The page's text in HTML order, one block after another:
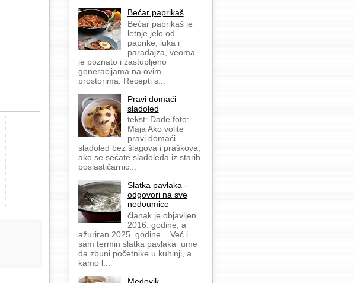
Bećar paprikaš
Bećar paprikaš je
letnje jelo od
paprike, luka i
paradajza, veoma
je poznato i zastupljeno
generacijama na ovim
prostorima. Recepti s...
Pravi domaći
sladoled
tekst: Dade foto:
Maja Ako volite
pravi domaći
sladoled bez šlagova i praškova,
ako se sećate sladoleda iz starih
poslastičarnic...
Slatka pavlaka -
odgovori na sve
nedoumice
članak je objavljen
2016. godine, a
ažuriran 2025. godine Već i
sam termin slatka pavlaka ume
da zbuni početnike u kuhinji, a
kamo l...